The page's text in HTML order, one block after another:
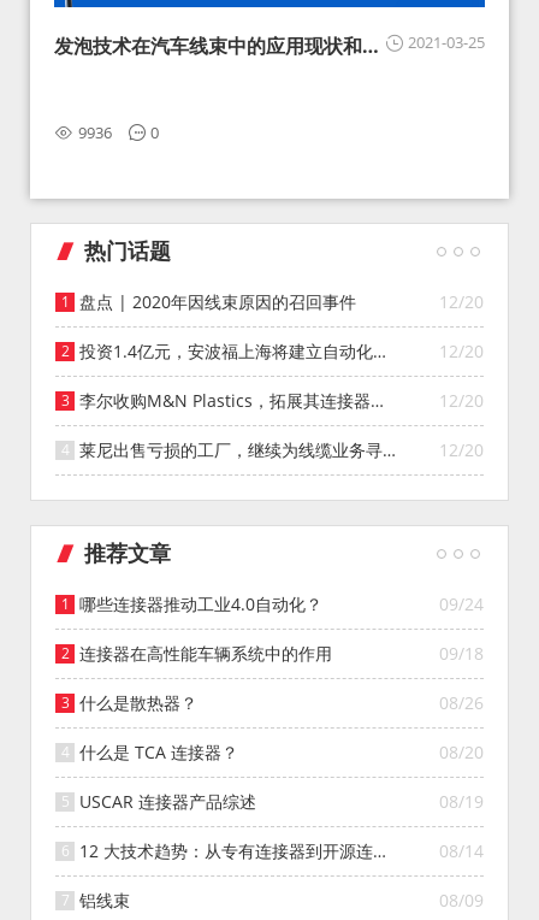
2021-03-25
发泡技术在汽车线束中的应用现状和展
9936 0
热门话题
12/20
盘点 | 2020年因线束原因的召回事件
12/20
投资1.4亿元，安波福上海将建立自动化智
能仓库
12/20
李尔收购M&N Plastics，拓展其连接器系
统业务
12/20
莱尼出售亏损的工厂，继续为线缆业务寻找
投资者
推荐文章
09/24
哪些连接器推动工业4.0自动化？
09/18
连接器在高性能车辆系统中的作用
08/26
什么是散热器？
08/20
什么是 TCA 连接器？
08/19
USCAR 连接器产品综述
08/14
12 大技术趋势：从专有连接器到开源连接
器的演变
08/09
铝线束